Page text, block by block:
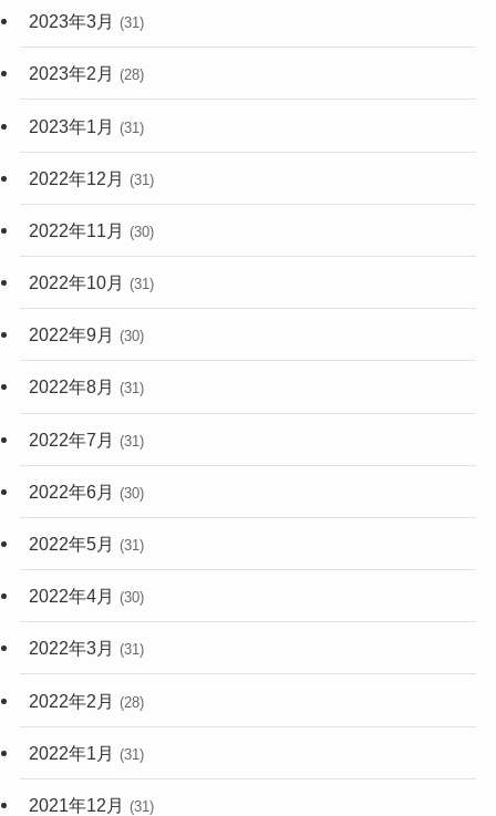
2023年3月 (31)
2023年2月 (28)
2023年1月 (31)
2022年12月 (31)
2022年11月 (30)
2022年10月 (31)
2022年9月 (30)
2022年8月 (31)
2022年7月 (31)
2022年6月 (30)
2022年5月 (31)
2022年4月 (30)
2022年3月 (31)
2022年2月 (28)
2022年1月 (31)
2021年12月 (31)